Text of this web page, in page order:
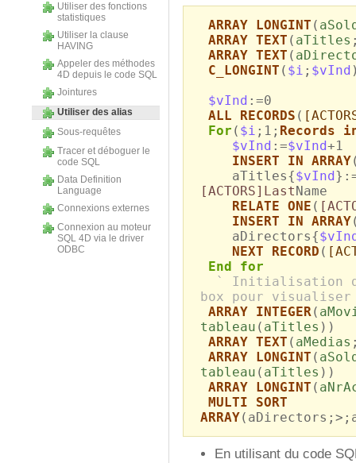
Utiliser des fonctions
statistiques
Utiliser la clause
HAVING
Appeler des méthodes
4D depuis le code SQL
Jointures
Utiliser des alias
Sous-requêtes
Tracer et déboguer le
code SQL
Data Definition
Language
Connexions externes
Connexion au moteur
SQL 4D via le driver
ODBC
ARRAY LONGINT (
ARRAY TEXT ( aTitles
ARRAY TEXT (
C_LONGINT ( $i ; $vInd
$vInd :=0
ALL RECORDS (
For ( $i ;1; Records
$vInd :=$vInd+1
INSERT IN ARRAY
aTitles{$vInd
[ACTORS]Last Name
RELATE ONE (
INSERT IN ARRAY
aDirectors{
NEXT RECORD (
End for
` Initialisation
box pour
ARRAY INTEGER(
tableau ( aTitles ))
ARRAY TEXT ( aMedias
ARRAY LONGINT (
tableau ( aTitles ))
ARRAY LONGINT (
MULTI SORT
ARRAY
En utilisant du code